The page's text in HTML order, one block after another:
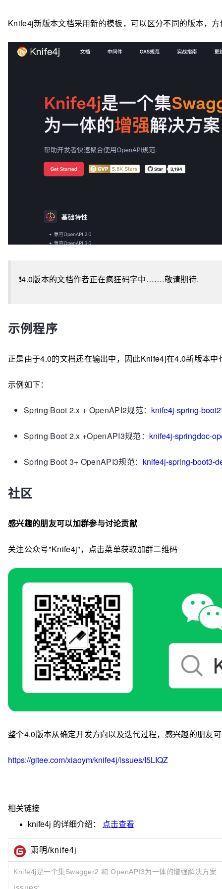
Knife4j新版本文档采用新的模板，可以区分不同的版本，
❗4.0版本的文档作者正在疯狂码字中…….敬请期待.
示例程序
正是由于4.0的文档还在输出中，因此Knife4j在4.0新版本
示例如下：
Spring Boot 2.x + OpenAPI2规范： knife4j-spring-
Spring Boot 2.x +OpenAPI3规范： knife4j-springdoc-
Spring Boot 3+ OpenAPI3规范： knife4j-spring-boot3-
社区
感兴趣的朋友可以加群参与讨论贡献
关注公众号"Knife4j"，点击菜单获取加群二维码
整个4.0版本从确定开发方向以及迭代过程，感兴趣的朋友
https://gitee.com/xiaoym/knife4j/issues/I5LIQZ
相关链接
knife4j 的详细介绍： 点击查看
萧明/knife4j
Knife4j是一个集Swagger2 和 OpenAPI3为一体的增强解决方案